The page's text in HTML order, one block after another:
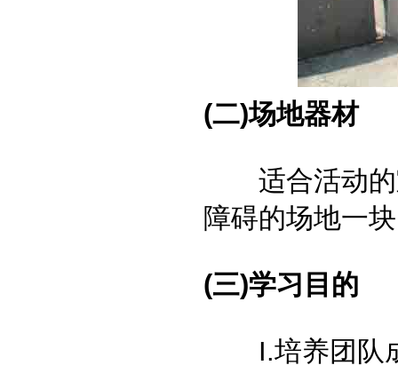
(二)场地器材
适合活动的
障碍的场地一
(三)学习目的
I.培养团队成